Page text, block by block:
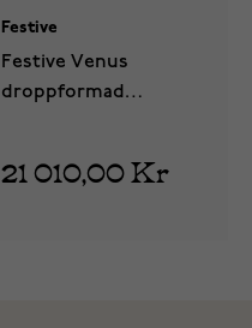
Festive
Festive Venus
droppformad
21 010,00 Kr